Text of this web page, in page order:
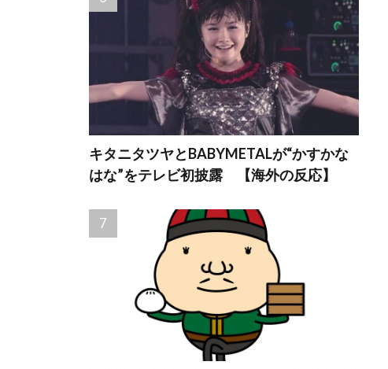
キタニタツヤとBABYMETALが“かすかな
はな”をテレビ初披露 【海外の反応】